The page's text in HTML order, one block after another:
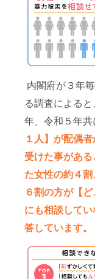
内閣府が３年
る調査によると
年、令和５年共
１人】が配偶
受けた事があ
た女性の約４
６割の方が【
にも相談して
答しています。